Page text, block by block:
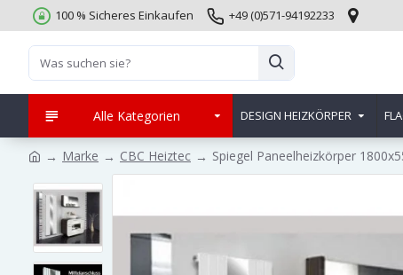
100 % Sicheres Einkaufen +49 (0)571-94192233
Alle Kategorien DESIGN HEIZKÖRPER
Marke CBC Heiztec Spiegel Paneelheizkörper